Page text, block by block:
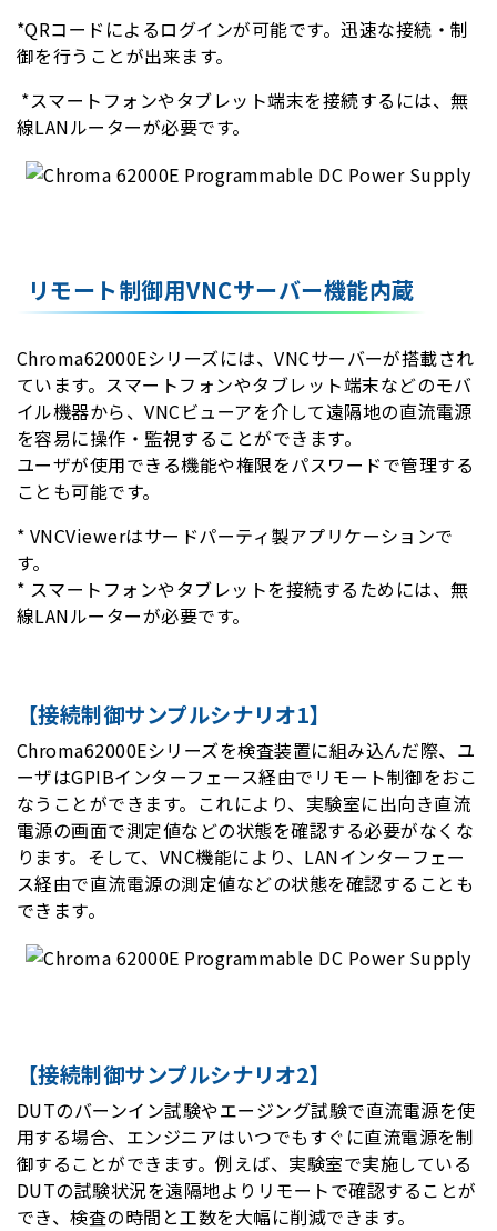
*QRコードによるログインが可能です。迅速な接続・制
御を行うことが出来ます。
*スマートフォンやタブレット端末を接続するには、無
線LANルーターが必要です。
リモート制御用VNCサーバー機能内蔵
Chroma62000Eシリーズには、VNCサーバーが搭載され
ています。スマートフォンやタブレット端末などのモバ
イル機器から、VNCビューアを介して遠隔地の直流電源
を容易に操作・監視することができます。
ユーザが使用できる機能や権限をパスワードで管理する
ことも可能です。
* VNCViewerはサードパーティ製アプリケーションで
す。
* スマートフォンやタブレットを接続するためには、無
線LANルーターが必要です。
【接続制御サンプルシナリオ1】
Chroma62000Eシリーズを検査装置に組み込んだ際、ユ
ーザはGPIBインターフェース経由でリモート制御をおこ
なうことができます。これにより、実験室に出向き直流
電源の画面で測定値などの状態を確認する必要がなくな
ります。そして、VNC機能により、LANインターフェー
ス経由で直流電源の測定値などの状態を確認することも
できます。
【接続制御サンプルシナリオ2】
DUTのバーンイン試験やエージング試験で直流電源を使
用する場合、エンジニアはいつでもすぐに直流電源を制
御することができます。例えば、実験室で実施している
DUTの試験状況を遠隔地よりリモートで確認することが
でき、検査の時間と工数を大幅に削減できます。